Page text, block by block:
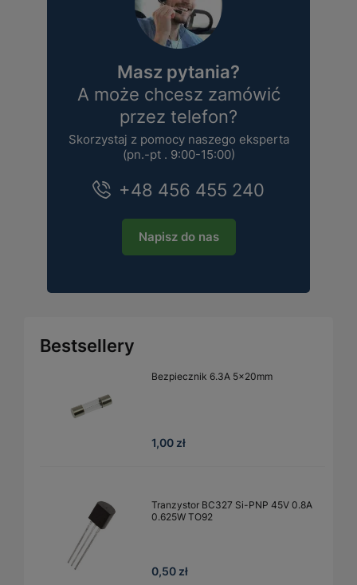
Masz pytania?
A może chcesz zamówić
przez telefon?
Skorzystaj z pomocy naszego eksperta
(pn.-pt . 9:00-15:00)
+48 456 455 240
Napisz do nas
Bestsellery
Bezpiecznik 6.3A 5x20mm
1,00 zł
Tranzystor BC327 Si-PNP 45V 0.8A
0.625W TO92
0,50 zł